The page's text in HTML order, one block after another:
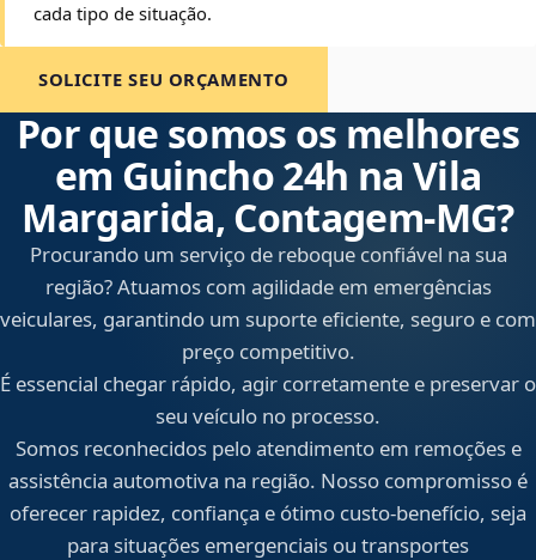
cada tipo de situação.
SOLICITE SEU ORÇAMENTO
Por que somos os melhores
em Guincho 24h na Vila
Margarida, Contagem‑MG?
Procurando um serviço de reboque confiável na sua
região? Atuamos com agilidade em emergências
veiculares, garantindo um suporte eficiente, seguro e com
preço competitivo.
É essencial chegar rápido, agir corretamente e preservar o
seu veículo no processo.
Somos reconhecidos pelo atendimento em remoções e
assistência automotiva na região. Nosso compromisso é
oferecer rapidez, confiança e ótimo custo-benefício, seja
para situações emergenciais ou transportes